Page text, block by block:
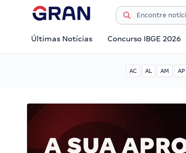
Últimas Notícias Concurso IBGE 2026
AC AL AM AP